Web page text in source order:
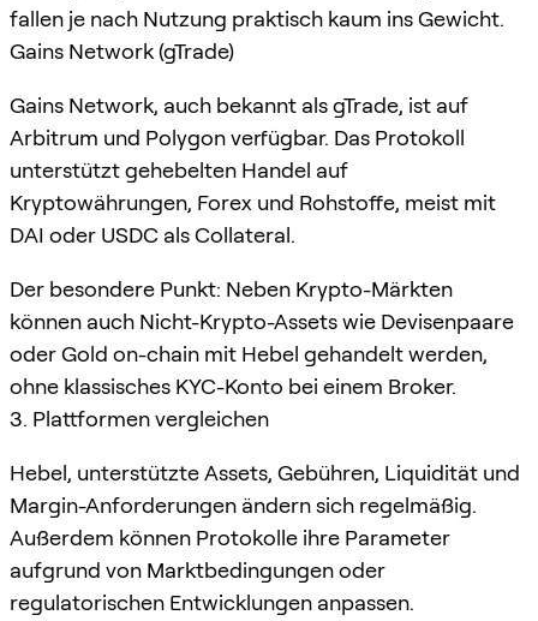
fallen je nach Nutzung praktisch kaum ins Gewicht.
Gains Network (gTrade)
Gains Network, auch bekannt als gTrade, ist auf
Arbitrum und Polygon verfügbar. Das Protokoll
unterstützt gehebelten Handel auf
Kryptowährungen, Forex und Rohstoffe, meist mit
DAI oder USDC als Collateral.
Der besondere Punkt: Neben Krypto-Märkten
können auch Nicht-Krypto-Assets wie Devisenpaare
oder Gold on-chain mit Hebel gehandelt werden,
ohne klassisches KYC-Konto bei einem Broker.
3. Plattformen vergleichen
Hebel, unterstützte Assets, Gebühren, Liquidität und
Margin-Anforderungen ändern sich regelmäßig.
Außerdem können Protokolle ihre Parameter
aufgrund von Marktbedingungen oder
regulatorischen Entwicklungen anpassen.